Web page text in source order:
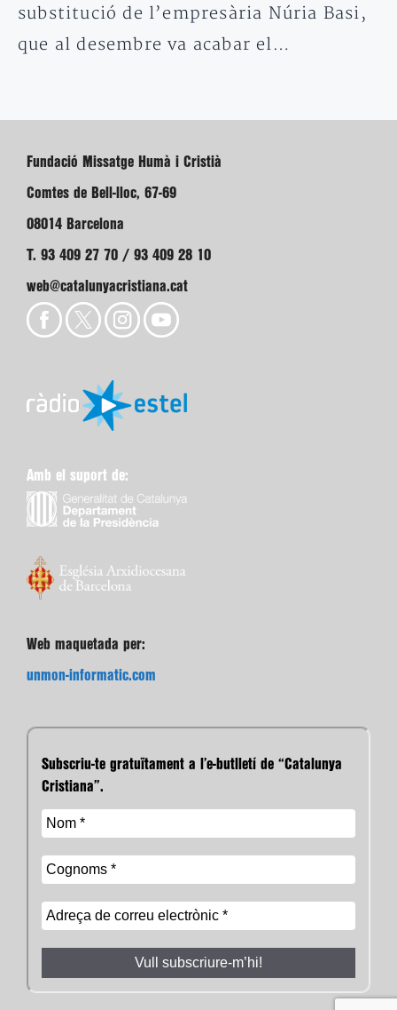
substitució de l’empresària Núria Basi,
que al desembre va acabar el…
Fundació Missatge Humà i Cristià
Comtes de Bell-lloc, 67-69
08014 Barcelona
T. 93 409 27 70 / 93 409 28 10
web@catalunyacristiana.cat
Amb el suport de:
Web maquetada per:
unmon-informatic.com
Subscriu-te gratuïtament a l’e-butlletí de “Catalunya
Cristiana”.